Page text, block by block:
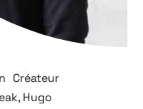
Créateur
Hugo